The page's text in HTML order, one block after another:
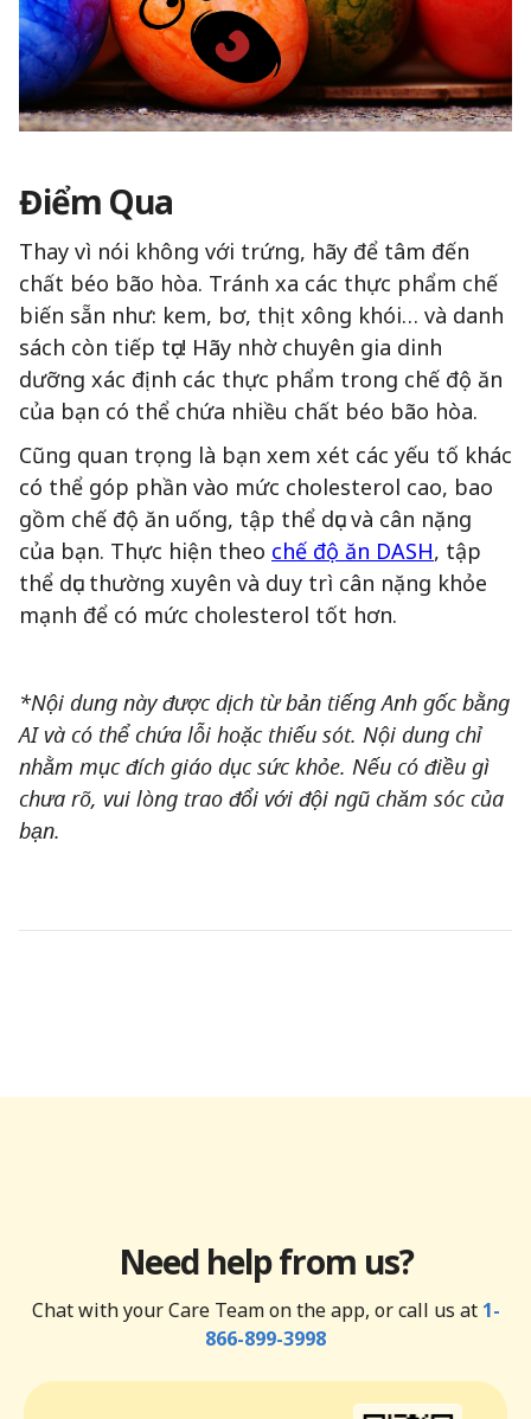
Điểm Qua
Thay vì nói không với trứng, hãy để tâm đến
chất béo bão hòa. Tránh xa các thực phẩm chế
biến sẵn như: kem, bơ, thịt xông khói… và danh
sách còn tiếp tục! Hãy nhờ chuyên gia dinh
dưỡng xác định các thực phẩm trong chế độ ăn
của bạn có thể chứa nhiều chất béo bão hòa.
Cũng quan trọng là bạn xem xét các yếu tố khác
có thể góp phần vào mức cholesterol cao, bao
gồm chế độ ăn uống, tập thể dục và cân nặng
của bạn. Thực hiện theo chế độ ăn DASH, tập
thể dục thường xuyên và duy trì cân nặng khỏe
mạnh để có mức cholesterol tốt hơn.
*Nội dung này được dịch từ bản tiếng Anh gốc bằng
AI và có thể chứa lỗi hoặc thiếu sót. Nội dung chỉ
nhằm mục đích giáo dục sức khỏe. Nếu có điều gì
chưa rõ, vui lòng trao đổi với đội ngũ chăm sóc của
bạn.
Need help from us?
Chat with your Care Team on the app, or call us at 1-
866-899-3998